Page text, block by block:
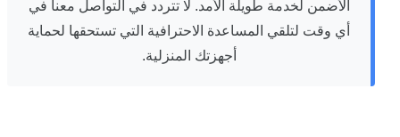
الأضمن لخدمة طويلة الأمد. لا تتردد في التواصل معنا في
أي وقت لتلقي المساعدة الاحترافية التي تستحقها لحماية
أجهزتك المنزلية.